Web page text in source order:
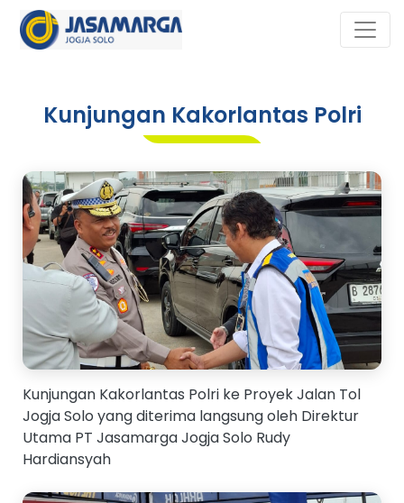
Kunjungan Kakorlantas Polri
Kunjungan Kakorlantas Polri ke Proyek Jalan Tol
Jogja Solo yang diterima langsung oleh Direktur
Utama PT Jasamarga Jogja Solo Rudy
Hardiansyah